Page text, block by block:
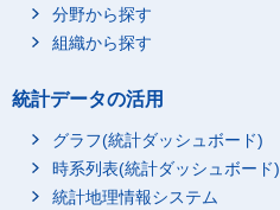
分野から探す
組織から探す
統計データの活用
グラフ(統計ダッシュボード)
時系列表(統計ダッシュボード)
統計地理情報システム